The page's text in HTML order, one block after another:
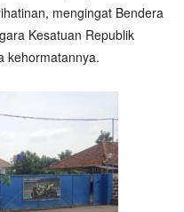
mengingat Bendera
Kesatuan Republik
kehormatannya.